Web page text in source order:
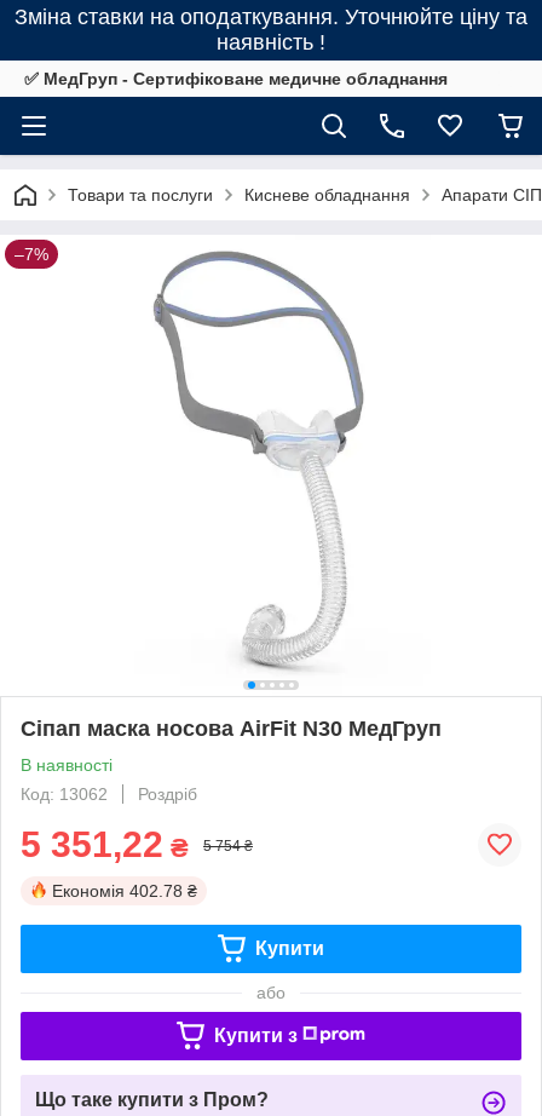
Зміна ставки на оподаткування. Уточнюйте ціну та
наявність !
✅ МедГруп - Сертифіковане медичне обладнання
Товари та послуги Кисневе обладнання Апарати
–7%
Сіпап маска носова AirFit N30 МедГруп
В наявності
Код: 13062
Роздріб
5 351,22 ₴ 5 754 ₴
Економія 402.78 ₴
Купити
або
Купити з
Що таке купити з Пром?